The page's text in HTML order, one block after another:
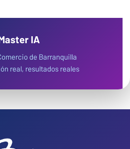
IA
de Barranquilla
real, resultados reales